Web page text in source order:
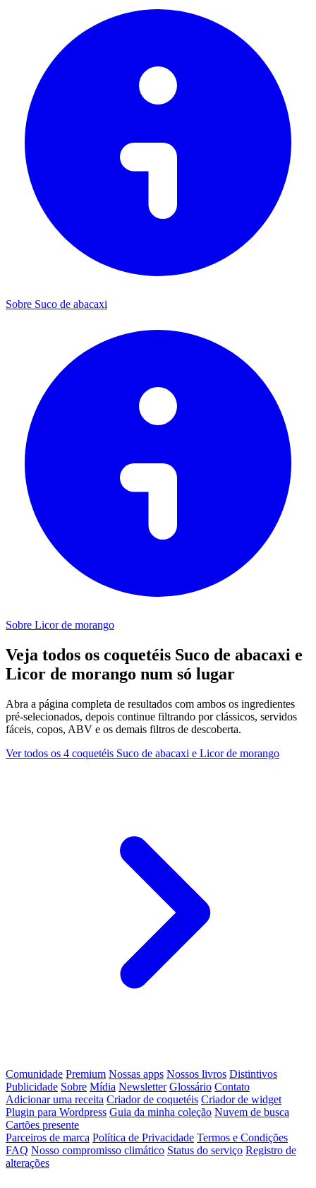
Sobre Suco de abacaxi
Sobre Licor de morango
Veja todos os coquetéis Suco de abacaxi e
Licor de morango num só lugar
Abra a página completa de resultados com ambos os ingredientes
pré-selecionados, depois continue filtrando por clássicos, servidos
fáceis, copos, ABV e os demais filtros de descoberta.
Ver todos os 4 coquetéis Suco de abacaxi e Licor de morango
Comunidade Premium Nossas apps Nossos livros Distintivos
Publicidade Sobre Mídia Newsletter Glossário Contato
Adicionar uma receita Criador de coquetéis Criador de widget
Plugin para Wordpress Guia da minha coleção Nuvem de busca
Cartões presente
Parceiros de marca Política de Privacidade Termos e Condições
FAQ Nosso compromisso climático Status do serviço Registro de
alterações